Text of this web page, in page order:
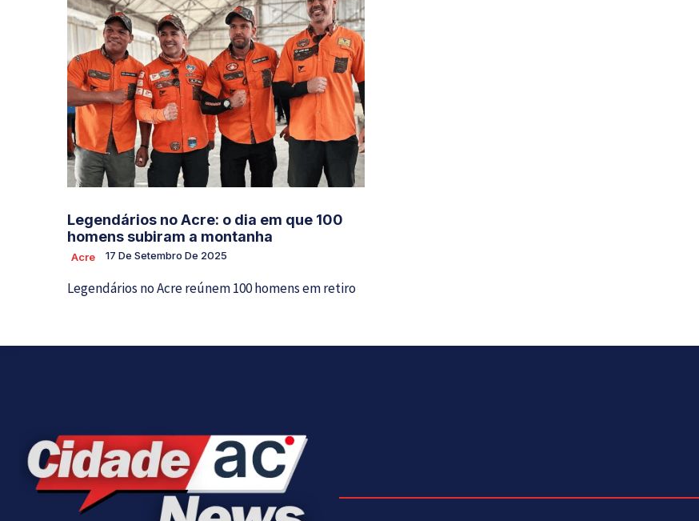
Legendários no Acre: o dia em que 100
homens subiram a montanha
Acre 17 De Setembro De 2025
Legendários no Acre reúnem 100 homens em retiro